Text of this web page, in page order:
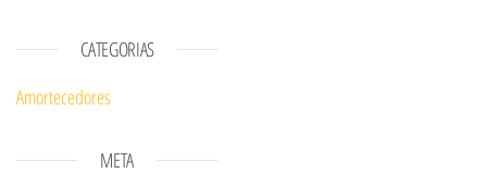
CATEGORIAS
Amortecedores
META